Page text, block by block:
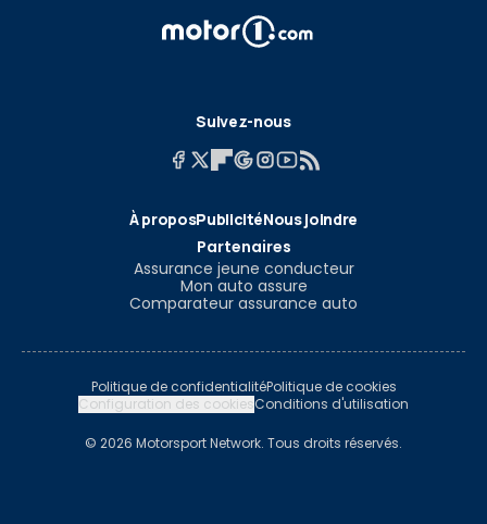
Suivez-nous
À proposPublicitéNous joindre
Partenaires
Assurance jeune conducteur
Mon auto assure
Comparateur assurance auto
Politique de confidentialitéPolitique de cookies
Configuration des cookiesConditions d'utilisation
© 2026 Motorsport Network. Tous droits réservés.